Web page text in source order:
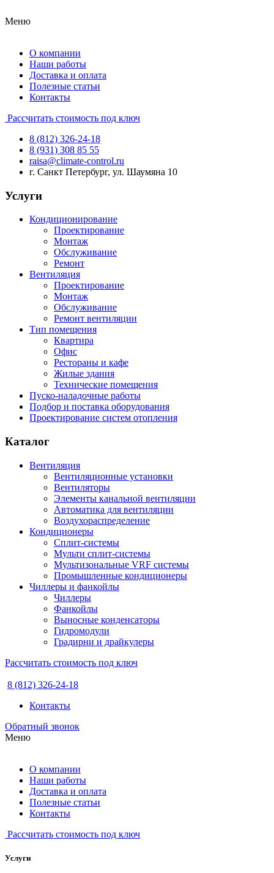
Меню
О компании
Наши работы
Доставка и оплата
Полезные статьи
Контакты
Рассчитать стоимость под ключ
8 (812) 326-24-18
8 (931) 308 85 55
raisa@climate-control.ru
г. Санкт Петербург, ул. Шаумяна 10
Услуги
Кондиционирование
Проектирование
Монтаж
Обслуживание
Ремонт
Вентиляция
Проектирование
Монтаж
Обслуживание
Ремонт вентиляции
Тип помещения
Квартира
Офис
Рестораны и кафе
Жилые здания
Технические помещения
Пуско-наладочные работы
Подбор и поставка оборудования
Проектирование систем отопления
Каталог
Вентиляция
Вентиляционные установки
Вентиляторы
Элементы канальной вентиляции
Автоматика для вентиляции
Воздухораспределение
Кондиционеры
Сплит-системы
Мульти сплит-системы
Мультизональные VRF системы
Промышленные кондиционеры
Чиллеры и фанкойлы
Чиллеры
Фанкойлы
Выносные конденсаторы
Гидромодули
Градирни и драйкулеры
Рассчитать стоимость под ключ
8 (812) 326-24-18
Контакты
Обратный звонок
Меню
О компании
Наши работы
Доставка и оплата
Полезные статьи
Контакты
Рассчитать стоимость под ключ
Услуги